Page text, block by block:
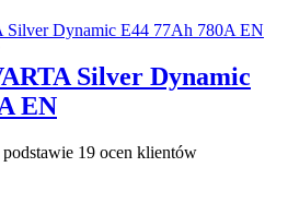
Silver Dynamic
EN
podstawie 19 ocen klientów